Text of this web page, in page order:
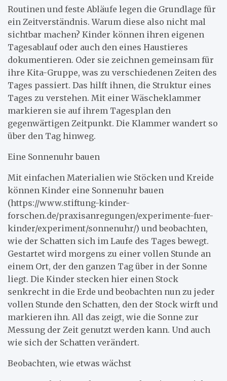
Routinen und feste Abläufe legen die Grundlage für
ein Zeitverständnis. Warum diese also nicht mal
sichtbar machen? Kinder können ihren eigenen
Tagesablauf oder auch den eines Haustieres
dokumentieren. Oder sie zeichnen gemeinsam für
ihre Kita-Gruppe, was zu verschiedenen Zeiten des
Tages passiert. Das hilft ihnen, die Struktur eines
Tages zu verstehen. Mit einer Wäscheklammer
markieren sie auf ihrem Tagesplan den
gegenwärtigen Zeitpunkt. Die Klammer wandert so
über den Tag hinweg.
Eine Sonnenuhr bauen
Mit einfachen Materialien wie Stöcken und Kreide
können Kinder eine Sonnenuhr bauen
(https://www.stiftung-kinder-
forschen.de/praxisanregungen/experimente-fuer-
kinder/experiment/sonnenuhr/) und beobachten,
wie der Schatten sich im Laufe des Tages bewegt.
Gestartet wird morgens zu einer vollen Stunde an
einem Ort, der den ganzen Tag über in der Sonne
liegt. Die Kinder stecken hier einen Stock
senkrecht in die Erde und beobachten nun zu jeder
vollen Stunde den Schatten, den der Stock wirft und
markieren ihn. All das zeigt, wie die Sonne zur
Messung der Zeit genutzt werden kann. Und auch
wie sich der Schatten verändert.
Beobachten, wie etwas wächst